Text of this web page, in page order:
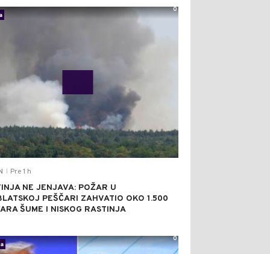
Pre 1 h
NE JENJAVA: POŽAR U
PEŠČARI ZAHVATIO OKO 1.500
ŠUME I NISKOG RASTINJA
0
0